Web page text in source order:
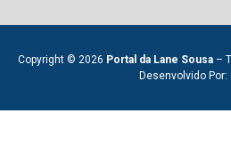
Copyright © 2026 Portal da Lane Sousa–
Desenvolvido Por: